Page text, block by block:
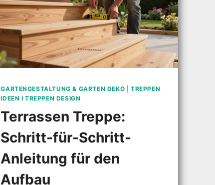
GARTENGESTALTUNG & GARTEN DEKO
TREPPEN
IDEEN I TREPPEN DESIGN
Terrassen Treppe:
Schritt-für-Schritt-
Anleitung für den
Aufbau